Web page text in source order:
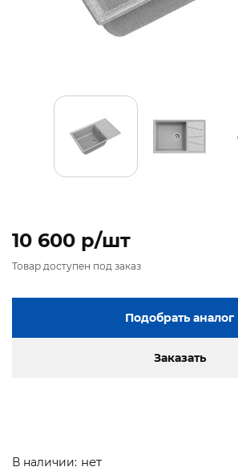
10 600 p/шт
Товар доступен под заказ
Подобрать аналог
Заказать
В наличии: нет